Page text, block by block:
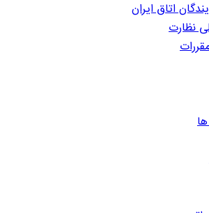
اتاق ایران
نظارت